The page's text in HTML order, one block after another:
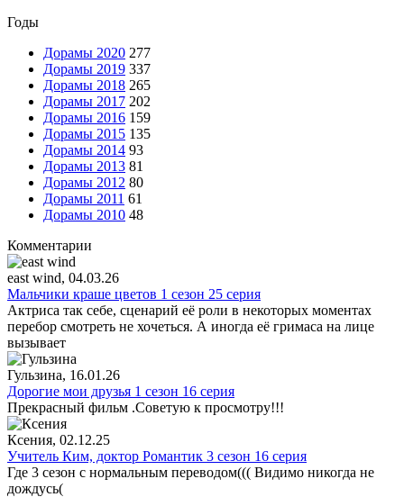
Годы
Дорамы 2020 277
Дорамы 2019 337
Дорамы 2018 265
Дорамы 2017 202
Дорамы 2016 159
Дорамы 2015 135
Дорамы 2014 93
Дорамы 2013 81
Дорамы 2012 80
Дорамы 2011 61
Дорамы 2010 48
Комментарии
east wind, 04.03.26
Мальчики краше цветов 1 сезон 25 серия
Актриса так себе, сценарий её роли в некоторых моментах
перебор смотреть не хочеться. А иногда её гримаса на лице
вызывает
Гульзина, 16.01.26
Дорогие мои друзья 1 сезон 16 серия
Прекрасный фильм .Советую к просмотру!!!
Ксения, 02.12.25
Учитель Ким, доктор Романтик 3 сезон 16 серия
Где 3 сезон с нормальным переводом((( Видимо никогда не
дождусь(